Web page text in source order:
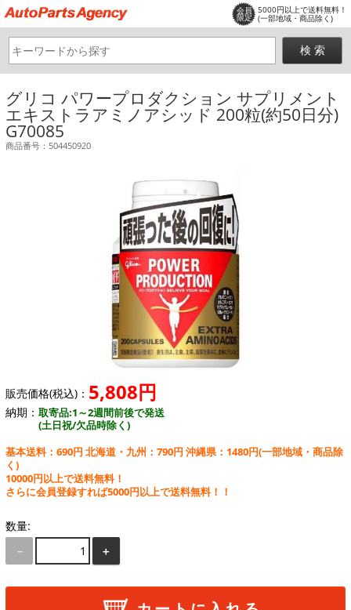
会員
限定
5000円以上で送料無料！
(一部地域・商品除く)
グリコ パワープロダクション サプリメント
エキストラアミノアシッド 200粒(約50日分)
G70085
商品番号：504450920
販売価格(税込)： 5,808円
納期： 取寄品:1～2週間前後で発送
(土日祝/欠品時除く)
基本送料：690円 北海道・九州：790円 沖縄県：1480円(一部地域・商品除
く)
10000円以上で送料無料！
さらに会員登録すれば5000円以上で送料無料！！
数量:
－
＋